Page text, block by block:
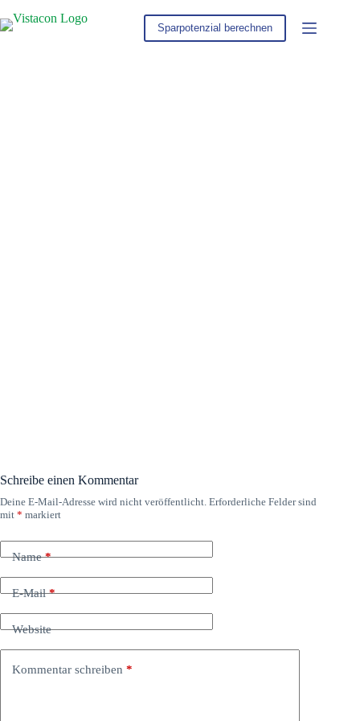
Inhalt
springen
Sparpotenzial berechnen
Schreibe einen Kommentar
Deine E-Mail-Adresse wird nicht veröffentlicht. Erforderliche Felder sind
mit * markiert
Name*
E-Mail*
Website
Kommentar schreiben *